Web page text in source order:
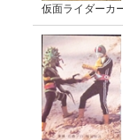
仮面ライダーカ